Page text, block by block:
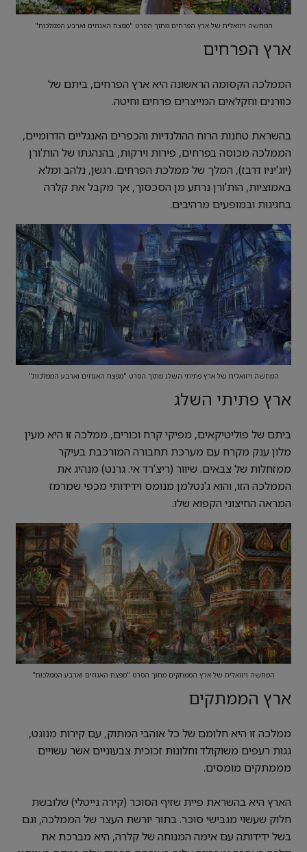
המחשה ויזואלית של ארץ הפרחים מתוך הסרט "מפצח האגוזים וארבע הממלכות"
ארץ הפרחים
הממלכה הקסומה הראשונה היא ארץ הפרחים, ביתם של
כוורנים וחקלאים המייצרים פרחים וחיטה.
בהשראת טחנות הרוח ההולנדיות והכפרים האנגליים הדרומיים,
הממלכה מכוסה בפרחים, פירות וירקות, בהנהגתו של הות'ורן
(יוג'יניו דרבז), המלך של ממלכת הפרחים. רגשן, נלהב ומלא
באמוציות, הות'ורן נרתע מן הסכסוך, אך מקבל את קלרה
בחגיגות ובמופעים מרהיבים.
המחשה ויזואלית של ארץ פתיתי השלג מתוך הסרט "מפצח האגוזים וארבע הממלכות"
ארץ פתיתי השלג
ביתם של פוליטיקאים, מפיקי קרח וכורים, ממלכה זו היא מעין
מלון ענק מקרח עם מערכת תחבורה המורכבת בעיקר
ממזחלות של צבאים. שיוור (ריצ'רד אי. גרנט) מנהיג את
הממלכה הזו, והוא ג'נטלמן מנומס וידידותי מכפי שמרמז
המראה החיצוני הקפוא שלו.
המחשה ויזואלית של ארץ הממתקים מתוך הסרט "מפצח האגוזים וארבע הממלכות"
ארץ הממתקים
ממלכה זו היא חלומם של כל אוהבי המתוק, עם קירות מנוגט,
גגות רעפים משוקולד וחלונות זכוכית צבעוניים אשר עשויים
מממתקים מומסים.
הארץ היא בהשראת פיית שזיף הסוכר (קירה נייטלי) שלובשת
חלוק שעשוי מגבישי סוכר. בתור יורשת העצר של הממלכה, וגם
בשל ידידותה עם אימה המנוחה של קלרה, היא מברכת את